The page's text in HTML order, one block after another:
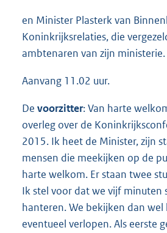
en Minister Plasterk van
Koninkrijksrelaties, die
ambtenaren van zijn ministerie.
Aanvang 11.02 uur.
De voorzitter: Van harte
overleg over de
2015. Ik heet de Minister, zijn
mensen die meekijken op de
harte welkom. Er staan twee
Ik stel voor dat we vijf minuten
hanteren. We bekijken dan
eventueel verlopen. Als eerste